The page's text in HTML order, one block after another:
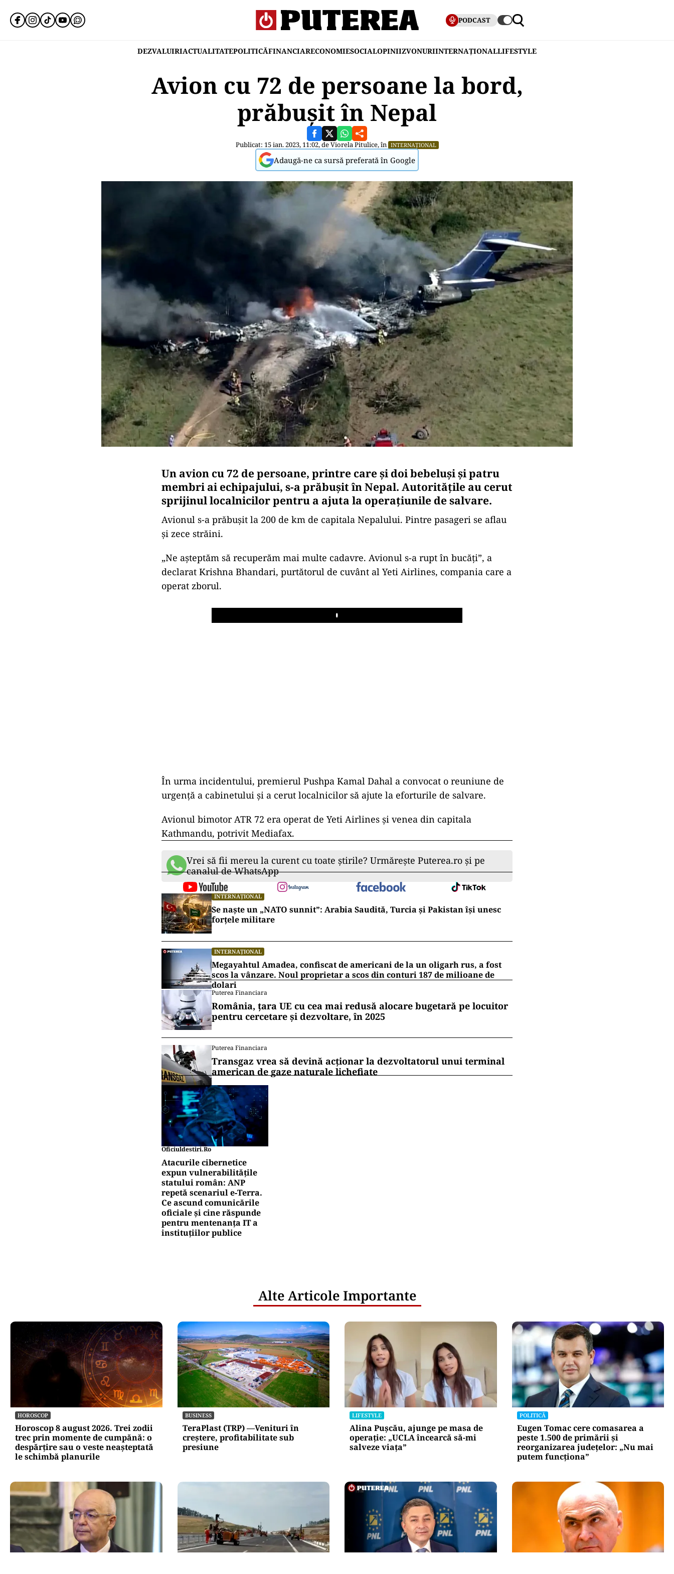
PODCAST
DEZVALUIRIACTUALITATEPOLITICĂFINANCIARECONOMIESOCIALOPINIIZVONURIINTERNAȚIONALLIFESTYLE
Avion cu 72 de persoane la bord,
prăbuşit în Nepal
Publicat: 15 ian. 2023, 11:02, deViorela Pitulice, în INTERNAȚIONAL
Adaugă-ne ca sursă preferată în Google
Un avion cu 72 de persoane, printre care şi doi bebeluşi şi patru
membri ai echipajului, s-a prăbușit în Nepal. Autorităţile au cerut
sprijinul localnicilor pentru a ajuta la operaţiunile de salvare.
Avionul s-a prăbușit la 200 de km de capitala Nepalului. Pintre pasageri se aflau
şi zece străini.
„Ne așteptăm să recuperăm mai multe cadavre. Avionul s-a rupt în bucăți”, a
declarat Krishna Bhandari, purtătorul de cuvânt al Yeti Airlines, compania care a
operat zborul.
Play
În urma incidentului, premierul Pushpa Kamal Dahal a convocat o reuniune de
urgență a cabinetului și a cerut localnicilor să ajute la eforturile de salvare.
Avionul bimotor ATR 72 era operat de Yeti Airlines şi venea din capitala
Kathmandu, potrivit Mediafax.
Vrei să fii mereu la curent cu toate știrile? Urmărește Puterea.ro și pe
canalul de WhatsApp
INTERNAȚIONAL
Se naște un „NATO sunnit”: Arabia Saudită, Turcia și Pakistan își unesc
forțele militare
INTERNAȚIONAL
Megayahtul Amadea, confiscat de americani de la un oligarh rus, a fost
scos la vânzare. Noul proprietar a scos din conturi 187 de milioane de
dolari
Puterea Financiara
România, țara UE cu cea mai redusă alocare bugetară pe locuitor
pentru cercetare și dezvoltare, în 2025
Puterea Financiara
Transgaz vrea să devină acționar la dezvoltatorul unui terminal
american de gaze naturale lichefiate
Oficiuldestiri.ro
Atacurile cibernetice
expun vulnerabilitățile
statului român: ANP
repetă scenariul e‑Terra.
Ce ascund comunicările
oficiale și cine răspunde
pentru mentenanța IT a
instituțiilor publice
Alte Articole Importante
HOROSCOP
Horoscop 8 august 2026. Trei zodii
trec prin momente de cumpănă: o
despărțire sau o veste neașteptată
le schimbă planurile
BUSINESS
TeraPlast (TRP) —Venituri în
creștere, profitabilitate sub
presiune
LIFESTYLE
Alina Pușcău, ajunge pe masa de
operație: „UCLA încearcă să-mi
salveze viața”
POLITICĂ
Eugen Tomac cere comasarea a
peste 1.500 de primării și
reorganizarea județelor: „Nu mai
putem funcționa”